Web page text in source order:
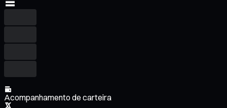
Acompanhamento de carteira